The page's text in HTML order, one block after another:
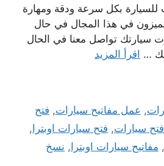
للسيارة بكل سرعة ودقة ومهارة
في هذا المجال في حال
سيارتك تواصل معنا في الحال
… اقرأ المزيد
, عمل مفاتيح سيارات, فتح
فتح سيارات, فتح سيارات اوبترا,
, مفاتيح سيارات اوبترا, نسخ